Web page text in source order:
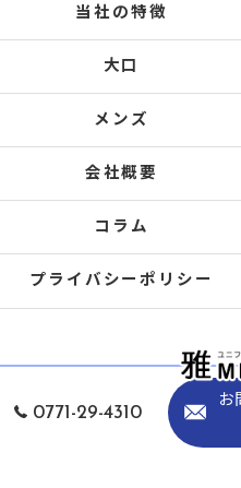
0771-29-4310
お
当社の特徴
大口
メンズ
会社概要
コラム
プライバシーポリシー
© 2026 事務服の通販なら有限